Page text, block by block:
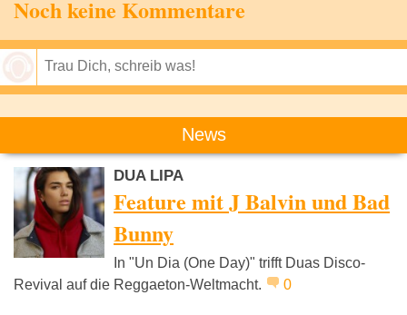
Noch keine Kommentare
News
DUA LIPA
Feature mit J Balvin und Bad
Bunny
In "Un Dia (One Day)" trifft Duas Disco-
Revival auf die Reggaeton-Weltmacht.
0